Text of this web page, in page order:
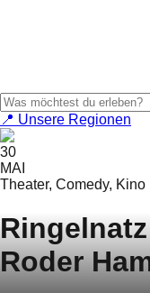
📍 Unsere Regionen
30
MAI
Theater, Comedy, Kino
Roder